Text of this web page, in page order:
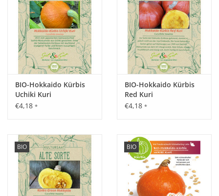
BIO-Hokkaido Kürbis
Uchiki Kuri
€4,18 *
BIO-Hokkaido Kürbis
Red Kuri
€4,18 *
BIO BIO